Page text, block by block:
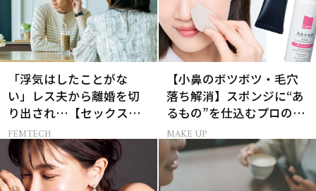
「浮気はしたことがな
い」レス夫から離婚を切
り出され…【セックスレ
ス AND THE CITY -女たち
の告白-】
FEMTECH
【小鼻のボツボツ・毛穴
落ち解消】スポンジに“あ
るもの”を仕込むプロの超
簡単メイクテク
MAKE UP